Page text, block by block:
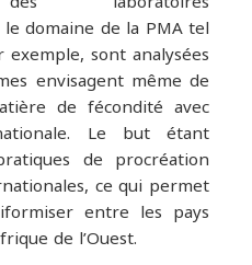
domaine de la PMA tel
sont analysées
envisagent même de
de fécondité avec
Le but étant
de procréation
ce qui permet
entre les pays
de l’Ouest.